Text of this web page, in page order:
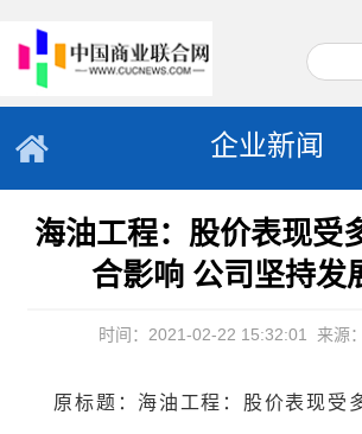
企业新闻
海油工程：股价表现受
合影响 公司坚持发
时间：2021-02-22 15:32:01 来源
原标题：海油工程：股价表现受